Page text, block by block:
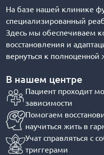
На базе нашей клинике
специализированный
Здесь мы обеспечиваем
восстановления и
вернуться к полноценной
В нашем центре
Пациент проходит
зависимости
Помогаем
научиться жить в
Учат справляться с
триггерами